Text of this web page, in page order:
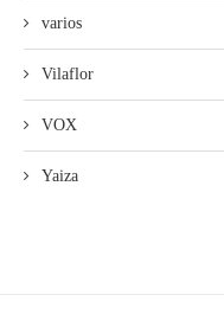
varios
Vilaflor
VOX
Yaiza